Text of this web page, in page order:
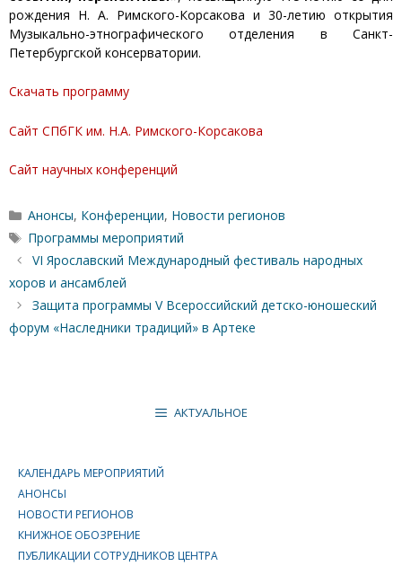
рождения Н. А. Римского-Корсакова и 30-летию открытия
Музыкально-этнографического отделения в Санкт-
Петербургской консерватории.
Скачать программу
Сайт СПбГК им. Н.А. Римского-Корсакова
Сайт научных конференций
Рубрики
Анонсы, Конференции, Новости регионов
Метки
Программы мероприятий
VI Ярославский Международный фестиваль народных
хоров и ансамблей
Защита программы V Всероссийский детско-юношеский
форум «Наследники традиций» в Артеке
АКТУАЛЬНОЕ
КАЛЕНДАРЬ МЕРОПРИЯТИЙ
АНОНСЫ
НОВОСТИ РЕГИОНОВ
КНИЖНОЕ ОБОЗРЕНИЕ
ПУБЛИКАЦИИ СОТРУДНИКОВ ЦЕНТРА